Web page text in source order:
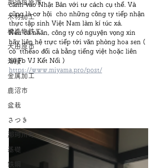
那須塩原市
木材加工
構造物鉄工
大田原市
溶接
金属加工
鹿沼市
盆栽
さつき
那珂川町
基礎
鉄鋼
cảnh vào Nhật Bản với tư cách cụ thể. Và
cũng là cơ hội  cho những công ty tiếp nhận
thực tập sinh Việt Nam làm kí túc xá.
Nếu cá nhân, công ty có nguyện vọng xin
hãy liên hệ trực tiếp tới văn phòng hoa sen (
có  tthểao đổi cả bằng tiếng việt hoặc liên
hệ Fb VJ Kết Nối )
https://www.miyama.pro/post/